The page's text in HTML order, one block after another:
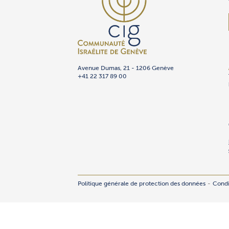
Avenue Dumas, 21 - 1206 Genève
+41 22 317 89 00
Politique générale de protection des données